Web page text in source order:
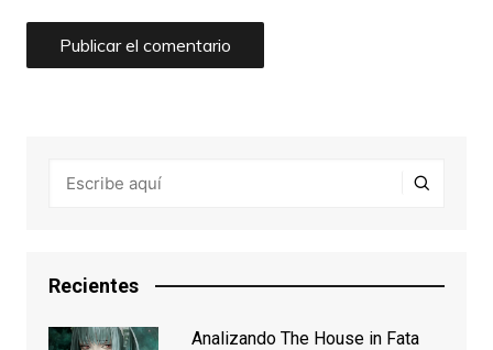
Recientes
Analizando The House in Fata